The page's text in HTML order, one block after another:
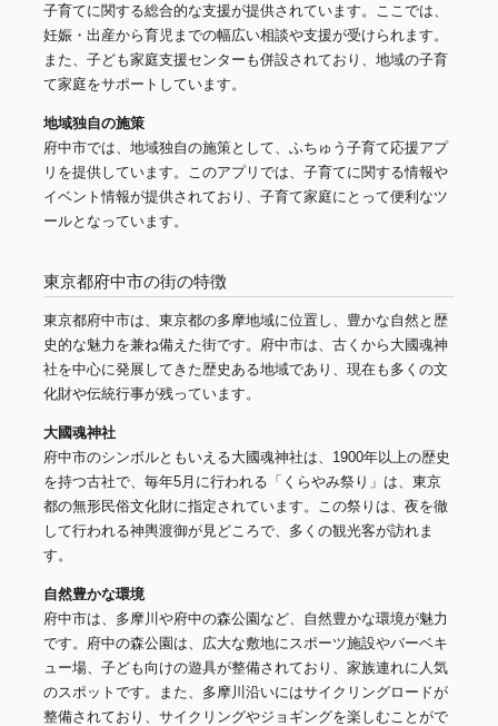
子育てに関する総合的な支援が提供されています。ここでは、
妊娠・出産から育児までの幅広い相談や支援が受けられます。
また、子ども家庭支援センターも併設されており、地域の子育
て家庭をサポートしています。
地域独自の施策
府中市では、地域独自の施策として、ふちゅう子育て応援アプ
リを提供しています。このアプリでは、子育てに関する情報や
イベント情報が提供されており、子育て家庭にとって便利なツ
ールとなっています。
東京都府中市の街の特徴
東京都府中市は、東京都の多摩地域に位置し、豊かな自然と歴
史的な魅力を兼ね備えた街です。府中市は、古くから大國魂神
社を中心に発展してきた歴史ある地域であり、現在も多くの文
化財や伝統行事が残っています。
大國魂神社
府中市のシンボルともいえる大國魂神社は、1900年以上の歴史
を持つ古社で、毎年5月に行われる「くらやみ祭り」は、東京
都の無形民俗文化財に指定されています。この祭りは、夜を徹
して行われる神輿渡御が見どころで、多くの観光客が訪れま
す。
自然豊かな環境
府中市は、多摩川や府中の森公園など、自然豊かな環境が魅力
です。府中の森公園は、広大な敷地にスポーツ施設やバーベキ
ュー場、子ども向けの遊具が整備されており、家族連れに人気
のスポットです。また、多摩川沿いにはサイクリングロードが
整備されており、サイクリングやジョギングを楽しむことがで